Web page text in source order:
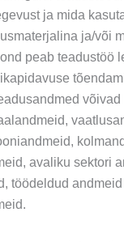
ja mida
ja/või
peab teadustöö
võivad
avaliku sektori
töödeldud